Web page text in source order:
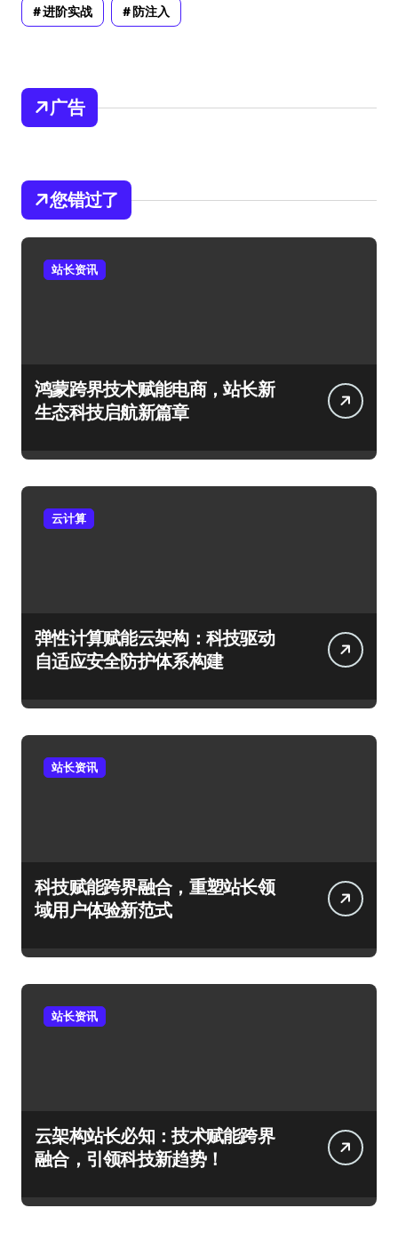
进阶实战 防注入
广告
您错过了
站长资讯
鸿蒙跨界技术赋能电商，站长新
生态科技启航新篇章
云计算
弹性计算赋能云架构：科技驱动
自适应安全防护体系构建
站长资讯
科技赋能跨界融合，重塑站长领
域用户体验新范式
站长资讯
云架构站长必知：技术赋能跨界
融合，引领科技新趋势！